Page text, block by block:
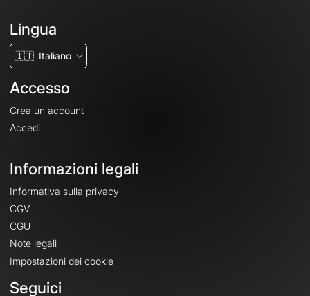
Lingua
🇮🇹 Italiano
Accesso
Crea un account
Accedi
Informazioni legali
Informativa sulla privacy
CGV
CGU
Note legali
Impostazioni dei cookie
Seguici